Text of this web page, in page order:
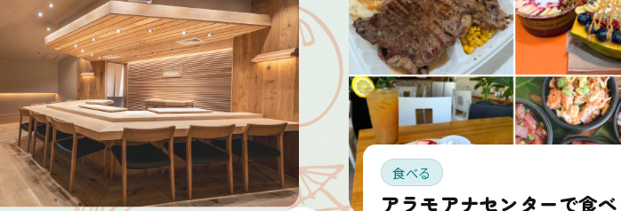
食べる
アラモアナセンターで食